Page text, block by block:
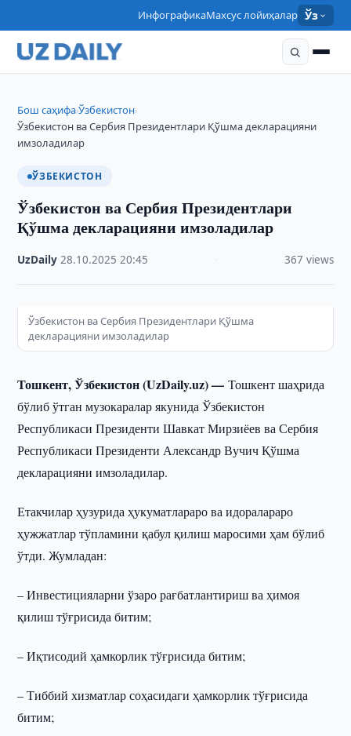
ИнфографикаМахсус лойиҳалар Ўз
Бош саҳифа›Ўзбекистон›
Ўзбекистон ва Сербия Президентлари Қўшма декларацияни
имзоладилар
ЎЗБЕКИСТОН
Ўзбекистон ва Сербия Президентлари
Қўшма декларацияни имзоладилар
UzDaily ·28.10.2025 ·20:45 367 views
Ўзбекистон ва Сербия Президентлари Қўшма
декларацияни имзоладилар
Тошкент, Ўзбекистон (UzDaily.uz) —Тошкент шаҳрида
бўлиб ўтган музокаралар якунида Ўзбекистон
Республикаси Президенти Шавкат Мирзиёев ва Сербия
Республикаси Президенти Александр Вучич Қўшма
декларацияни имзоладилар.
Етакчилар ҳузурида ҳукуматлараро ва идоралараро
ҳужжатлар тўпламини қабул қилиш маросими ҳам бўлиб
ўтди. Жумладан:
– Инвестицияларни ўзаро рағбатлантириш ва ҳимоя
қилиш тўғрисида битим;
– Иқтисодий ҳамкорлик тўғрисида битим;
– Тиббий хизматлар соҳасидаги ҳамкорлик тўғрисида
битим;